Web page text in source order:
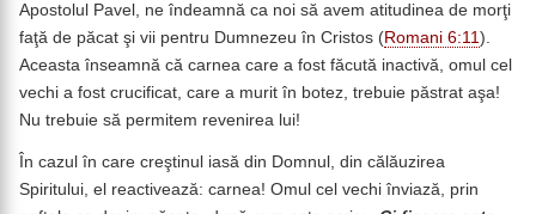
Apostolul Pavel, ne îndeamnă ca noi să avem atitudinea de morţi
faţă de păcat şi vii pentru Dumnezeu în Cristos (Romani 6:11).
Aceasta înseamnă că carnea care a fost făcută inactivă, omul cel
vechi a fost crucificat, care a murit în botez, trebuie păstrat aşa!
Nu trebuie să permitem revenirea lui!
În cazul în care creştinul iasă din Domnul, din călăuzirea
Spiritului, el reactivează: carnea! Omul cel vechi înviază, prin